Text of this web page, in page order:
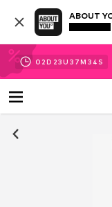
ABOUT
02D 23U 37M 34 S